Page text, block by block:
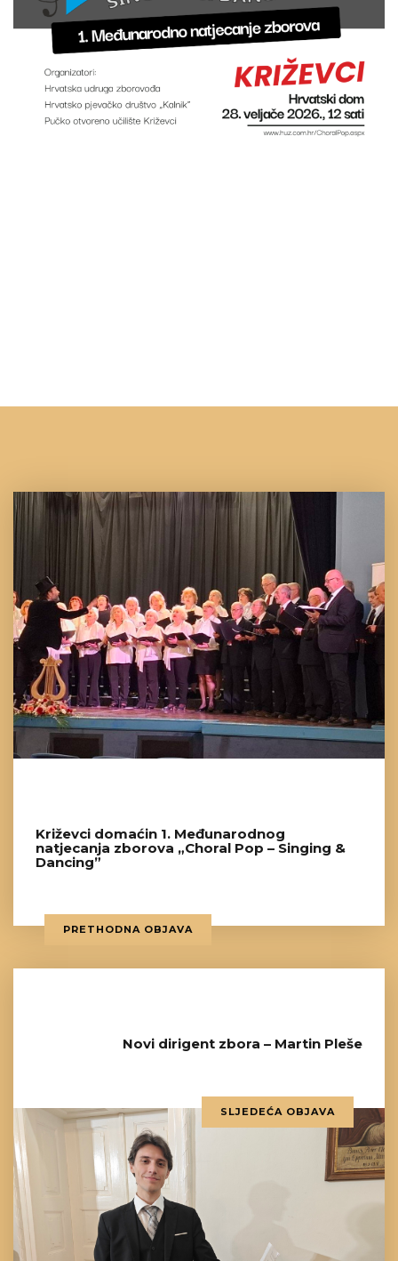
Križevci domaćin 1. Međunarodnog
natjecanja zborova „Choral Pop – Singing &
Dancing”
PRETHODNA OBJAVA
Novi dirigent zbora – Martin Pleše
SLJEDEĆA OBJAVA